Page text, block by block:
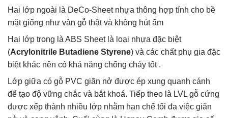
Hai lớp ngoài là DeCo-Sheet nhựa thông hợp tính cho bề
mặt giống như vân gỗ thật và không hút ẩm
Hai lớp trong là ABS Sheet là loại nhựa đặc biệt
(Acrylonitrile Butadiene Styrene) và các chất phụ gia đặc
biệt khác nên có khả năng chống cháy tốt .
Lớp giữa có gỗ PVC giãn nở được ép xung quanh cánh
để tạo độ vững chắc và bắt khoá. Tiếp theo là LVL gỗ cứng
được xếp thành nhiều lớp nhằm hạn chế tối đa việc giãn